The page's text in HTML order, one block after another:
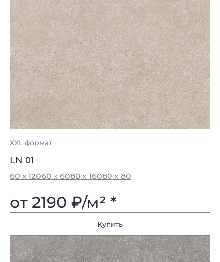
XXL формат
LN 01
60 x 12060 x 6080 x 16080 x 80
от 2190 ₽/м² *
Купить